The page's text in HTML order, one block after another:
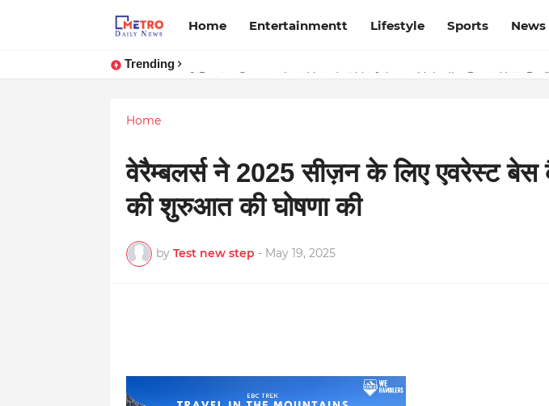
Home Entertainmentt Lifestyle Sports News
Trending
Stay Connected with Madhya Pradesh and Chhattisgarh: Your
Home
वेरैम्बलर्स ने 2025 सीज़न के लिए एवरेस्ट
की शुरुआत की घोषणा की
by Test new step - May 19, 2025